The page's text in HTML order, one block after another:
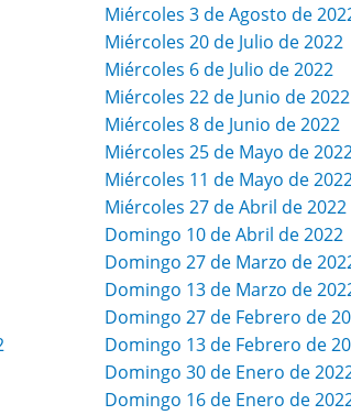
Miércoles 3 de Agosto de
Miércoles 20 de Julio de 2022
Miércoles 6 de Julio de 2022
Miércoles 22 de Junio de 2022
Miércoles 8 de Junio de 2022
Miércoles 25 de Mayo de
Miércoles 11 de Mayo de
Miércoles 27 de Abril de 2022
Domingo 10 de Abril de 2022
Domingo 27 de Marzo de
Domingo 13 de Marzo de
Domingo 27 de Febrero de
Domingo 13 de Febrero de
Domingo 30 de Enero de
Domingo 16 de Enero de